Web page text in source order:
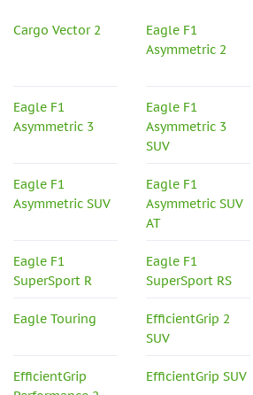
Cargo Vector 2
Eagle F1
Asymmetric 2
Eagle F1
Asymmetric 3
Eagle F1
Asymmetric 3
SUV
Eagle F1
Asymmetric SUV
Eagle F1
Asymmetric SUV
AT
Eagle F1
SuperSport R
Eagle F1
SuperSport RS
Eagle Touring
EfficientGrip 2
SUV
EfficientGrip
EfficientGrip SUV